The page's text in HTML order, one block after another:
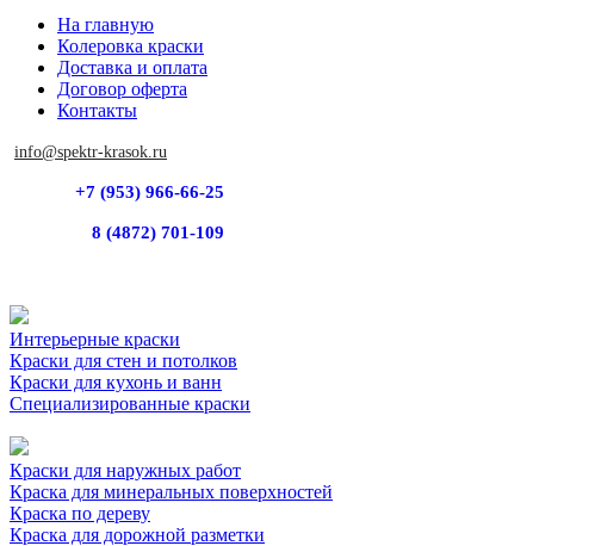
На главную
Колеровка краски
Доставка и оплата
Договор оферта
Контакты
info@spektr-krasok.ru
+7 (953) 966-66-25
8 (4872) 701-109
Интерьерные краски
Краски для стен и потолков
Краски для кухонь и ванн
Специализированные краски
Краски для наружных работ
Краска для минеральных поверхностей
Краска по дереву
Краска для дорожной разметки